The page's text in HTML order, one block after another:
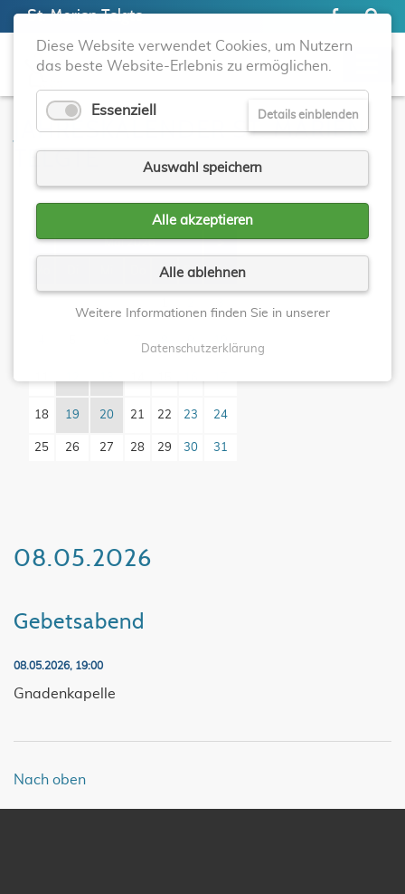
St. Marien Telgte
JAHRESKALENDER ST. MARIEN
TELGTE
< Mai 2026 >
Fr Sa So
9 10
18 19 20 21 22 23 24
25 26 27 28 29 30 31
08.05.2026
Gebetsabend
08.05.2026, 19:00
Gnadenkapelle
Nach oben
Diese Website verwendet Cookies, um Nutzern
das beste Website-Erlebnis zu ermöglichen.
Essenziell Details einblenden
Auswahl speichern
Alle akzeptieren
Alle ablehnen
Weitere Informationen finden Sie in unserer
Datenschutzerklärung